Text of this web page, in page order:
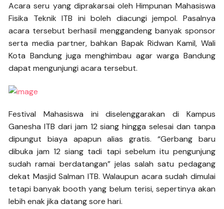
Acara seru yang diprakarsai oleh Himpunan Mahasiswa
Fisika Teknik ITB ini boleh diacungi jempol. Pasalnya
acara tersebut berhasil menggandeng banyak sponsor
serta media partner, bahkan Bapak Ridwan Kamil, Wali
Kota Bandung juga menghimbau agar warga Bandung
dapat mengunjungi acara tersebut.
Festival Mahasiswa ini diselenggarakan di Kampus
Ganesha ITB dari jam 12 siang hingga selesai dan tanpa
dipungut biaya apapun alias gratis. “Gerbang baru
dibuka jam 12 siang tadi tapi sebelum itu pengunjung
sudah ramai berdatangan” jelas salah satu pedagang
dekat Masjid Salman ITB. Walaupun acara sudah dimulai
tetapi banyak booth yang belum terisi, sepertinya akan
lebih enak jika datang sore hari.